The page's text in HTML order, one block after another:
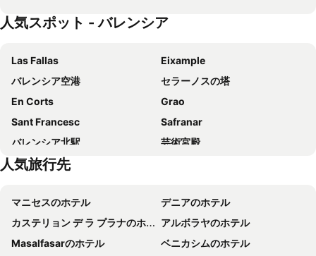
ホテル イルニオン バレンシア 4
SH Suite Palace
B&B ハイ バレンシア ブティック
ホテル オリンピア ウニヴェルシダーデス
Hotel Malcom and Barret
Sea You Hotel Port Valencia
Original Domino House
ibis budget Valencia Aeropuerto
バレンシア スイーツ ユー
ワンショット・プエルタ・ルサファ
Hotel San Lorenzo Boutique
ホテル イルニオン アクア 3
ホテル ヴィラカルロス
ユーロスターズ グラン バレンシア
Hotel Sundos Feria Valencia
Hostal Blayet
ユーロスターズ レイ ドン ハイメ
SH バレンシア パレス
カジュアル バレンシア デル シネ
人気スポット - バレンシア
Las Fallas
Eixample
バレンシア空港
セラーノスの塔
En Corts
Grao
Sant Francesc
Safranar
バレンシア北駅
芸術宮殿
El Mercat
Ciutat Vella
Plaza del Mercado
ラ・ロンハ・デ・ラ・セダ
メルカード(中央市場)
San Nicolás
Plaza Redonda
人気旅行先
マニセスのホテル
デニアのホテル
カステリョン デ ラ プラナのホテル
アルボラヤのホテル
Masalfasarのホテル
ベニカシムのホテル